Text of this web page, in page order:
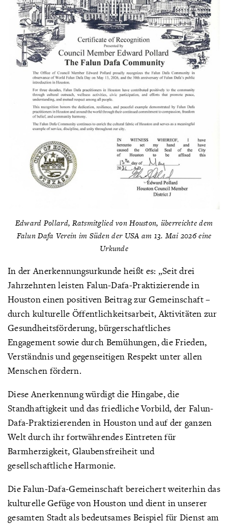
Edward Pollard, Ratsmitglied von Houston, überreichte dem
Falun Dafa Verein im Süden der USA am 13. Mai 2026 eine
Urkunde
In der Anerkennungsurkunde heißt es: „Seit drei
Jahrzehnten leisten Falun-Dafa-Praktizierende in
Houston einen positiven Beitrag zur Gemeinschaft –
durch kulturelle Öffentlichkeitsarbeit, Aktivitäten zur
Gesundheitsförderung, bürgerschaftliches
Engagement sowie durch Bemühungen, die Frieden,
Verständnis und gegenseitigen Respekt unter allen
Menschen fördern.
Diese Anerkennung würdigt die Hingabe, die
Standhaftigkeit und das friedliche Vorbild, der Falun-
Dafa-Praktizierenden in Houston und auf der ganzen
Welt durch ihr fortwährendes Eintreten für
Barmherzigkeit, Glaubensfreiheit und
gesellschaftliche Harmonie.
Die Falun-Dafa-Gemeinschaft bereichert weiterhin das
kulturelle Gefüge von Houston und dient in unserer
gesamten Stadt als bedeutsames Beispiel für Dienst am